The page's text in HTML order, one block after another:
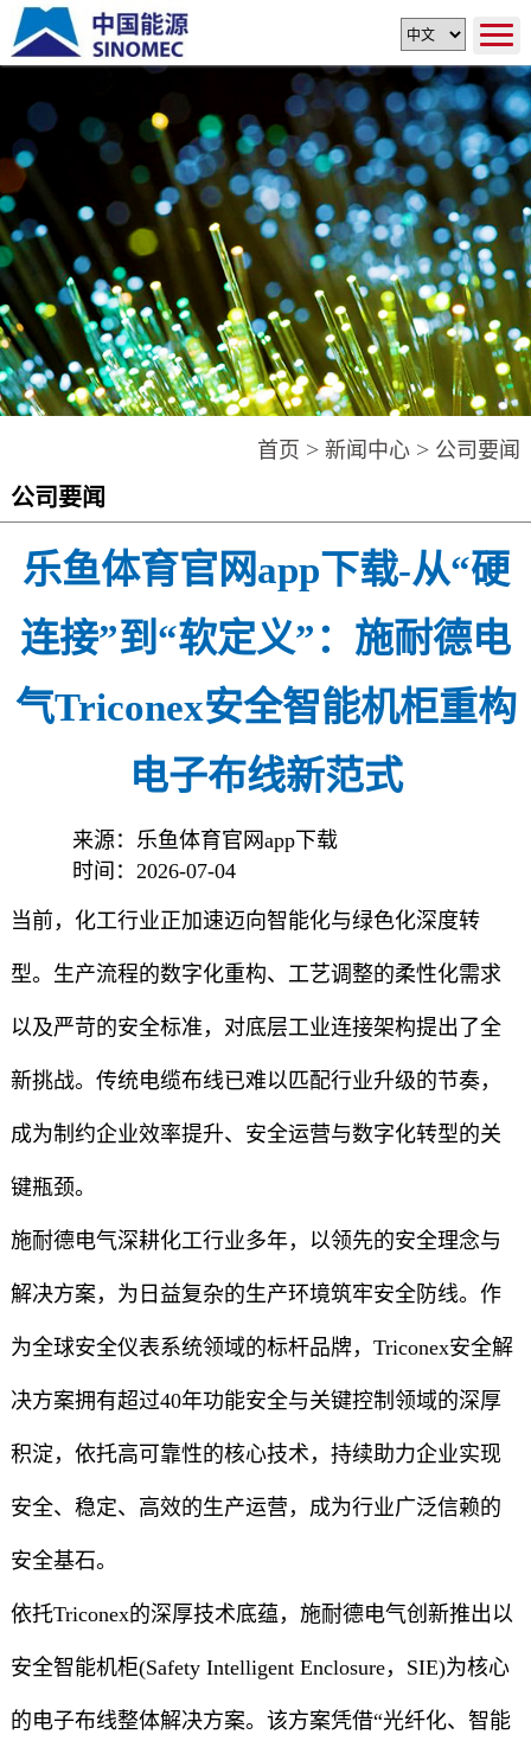
首页 >新闻中心 > 公司要闻
公司要闻
乐鱼体育官网app下载-从“硬
连接”到“软定义”：施耐德电
气Triconex安全智能机柜重构
电子布线新范式
来源：乐鱼体育官网app下载
时间：2026-07-04
当前，化工行业正加速迈向智能化与绿色化深度转
型。生产流程的数字化重构、工艺调整的柔性化需求
以及严苛的安全标准，对底层工业连接架构提出了全
新挑战。传统电缆布线已难以匹配行业升级的节奏，
成为制约企业效率提升、安全运营与数字化转型的关
键瓶颈。
施耐德电气深耕化工行业多年，以领先的安全理念与
解决方案，为日益复杂的生产环境筑牢安全防线。作
为全球安全仪表系统领域的标杆品牌，Triconex安全解
决方案拥有超过40年功能安全与关键控制领域的深厚
积淀，依托高可靠性的核心技术，持续助力企业实现
安全、稳定、高效的生产运营，成为行业广泛信赖的
安全基石。
依托Triconex的深厚技术底蕴，施耐德电气创新推出以
安全智能机柜(Safety Intelligent Enclosure，SIE)为核心
的电子布线整体解决方案。该方案凭借“光纤化、智能